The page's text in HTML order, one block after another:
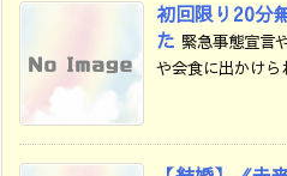
初回限り20分
た 緊急事態宣言
や会食に出かけ